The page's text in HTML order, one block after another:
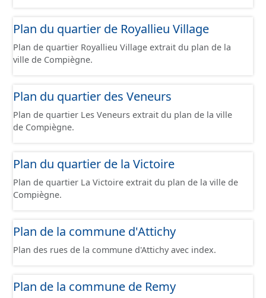
Plan du quartier de Royallieu Village
Plan de quartier Royallieu Village extrait du plan de la
ville de Compiègne.
Plan du quartier des Veneurs
Plan de quartier Les Veneurs extrait du plan de la ville
de Compiègne.
Plan du quartier de la Victoire
Plan de quartier La Victoire extrait du plan de la ville de
Compiègne.
Plan de la commune d'Attichy
Plan des rues de la commune d'Attichy avec index.
Plan de la commune de Remy